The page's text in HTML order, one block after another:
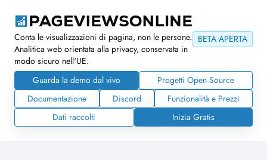
BETA APERTA
Conta le visualizzazioni di pagina, non le persone.
Analitica web orientata alla privacy, conservata in
modo sicuro nell'UE.
Guarda la demo dal vivo
Progetti Open Source
Documentazione
Discord
Funzionalità e Prezzi
Dati raccolti
Inizia Gratis